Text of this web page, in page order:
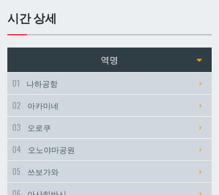
아사토
아사토
시간 상세
역명
01
나하공항
02
아카미네
03
오로쿠
04
오노야마공원
05
쓰보가와